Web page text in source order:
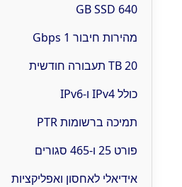
640 GB SSD
מהירות חיבור 1 Gbps
20 TB תעבורה חודשית
כולל IPv4 ו-IPv6
תמיכה ברשומות PTR
פורט 25 ו-465 סגורים
אידיאלי לאחסון ואפליקציות